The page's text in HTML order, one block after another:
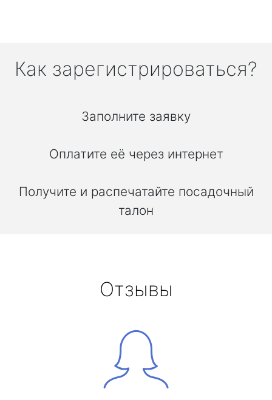
Как зарегистрироваться?
Заполните заявку
Оплатите её через интернет
Получите и распечатайте посадочный
талон
Отзывы